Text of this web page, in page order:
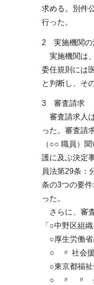
求める。別件
行った。
2 実施機関の
実施機関は
委任規則には
と判断し、そ
3 審査請求
審査請求人
った。審査請
（○○ 職員）
護に及ぶ決定
員法第29条：
条の3つの要
った。
さらに、審
「○中野区組
○厚生労働省
○ 〃 社会援
○東京都福祉
○ 〃 〃 生活